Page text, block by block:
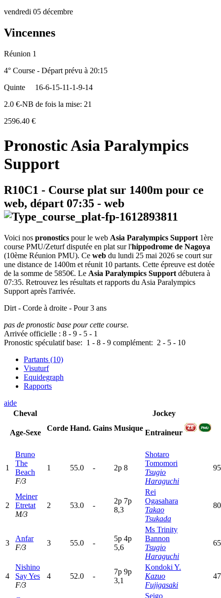
vendredi 05 décembre
Vincennes
Réunion 1
4° Course - Départ prévu à 20:15
Quinte
16-6-15-11-1-9-14
2.0 €-NB de fois la mise: 21
2596.40 €
Pronostic Asia Paralympics
Support
R10C1 - Course plat sur 1400m pour ce
web, départ 07:35 - web
Voici nos pronostics pour le web Asia Paralympics Support 1ère
course PMU/Zeturf disputée en plat sur l'hippodrome de Nagoya
(10ème Réunion PMU). Ce web du lundi 25 mai 2026 se court sur
une distance de 1400m et réunit 10 partants. Cette épreuve est dotée
de la somme de 5850€. Le Asia Paralympics Support débutera à
07:35. Retrouvez les résultats et rapports du Asia Paralympics
Support après l'arrivée.
Dirt - Corde à droite - Pour 3 ans
pas de pronostic base pour cette course.
Arrivée officielle : 8 - 9 - 5 - 1
Pronostic spéculatif base: 1 - 8 - 9 complément: 2 - 5 - 10
Partants (10)
Visuturf
Equidegraph
Rapports
aide
Cheval
Age-Sexe
Corde Hand. Gains Musique
Jockey
Entraineur
1
Bruno
The
Beach
F/3
1 55.0 - 2p 8
Shotaro
Tomomori
Tsugio
Haraguchi
2
Meiner
Etretat
M/3
2 53.0 -
2p 7p
8,3
Rei
Ogasahara
Takao
Tsukada
3
Anfar
F/3
3 55.0 -
5p 4p
5,6
Ms Trinity
Bannon
Tsugio
Haraguchi
4
Nishino
Say Yes
F/3
4 52.0 -
7p 9p
3,1
Kondoki Y.
Kazuo
Fujigasaki
Seigo